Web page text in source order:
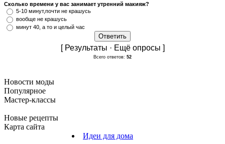
Сколько времени у вас занимает утренний макияж?
5-10 минут,почти не крашусь
вообще не крашусь
минут 40, а то и целый час
[ Результаты · Ещё опросы ]
Всего ответов: 52
Новости моды
Популярное
Мастер-классы
Новые рецепты
Карта сайта
Идеи для дома